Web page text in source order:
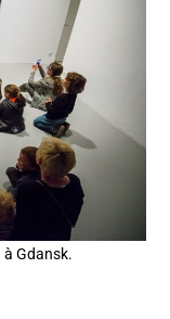
à Gdansk.